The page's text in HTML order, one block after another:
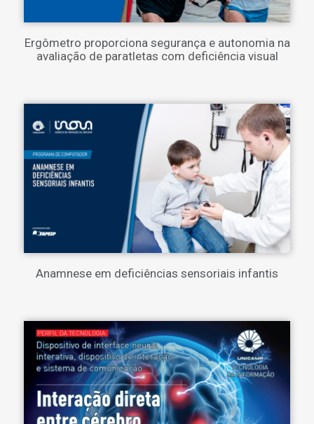
Ergômetro proporciona segurança e autonomia na
avaliação de paratletas com deficiência visual
Anamnese em deficiências sensoriais infantis